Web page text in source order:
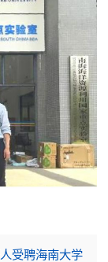
受聘海南大学